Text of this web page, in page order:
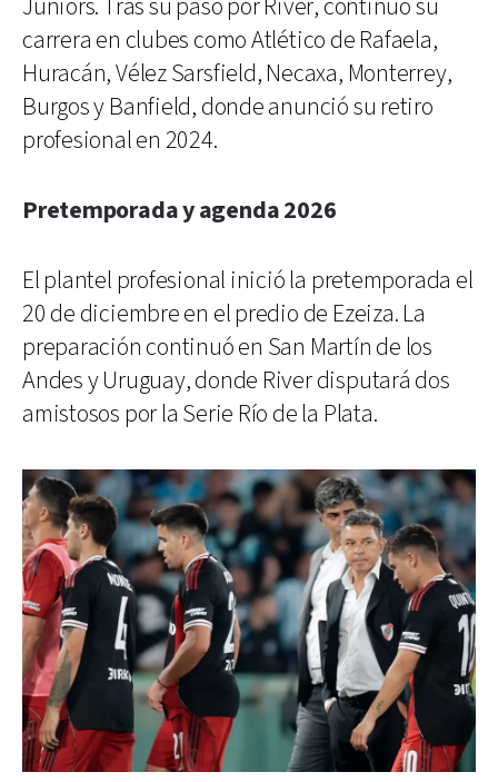
Juniors. Tras su paso por River, continuó su
carrera en clubes como Atlético de Rafaela,
Huracán, Vélez Sarsfield, Necaxa, Monterrey,
Burgos y Banfield, donde anunció su retiro
profesional en 2024.
Pretemporada y agenda 2026
El plantel profesional inició la pretemporada el
20 de diciembre en el predio de Ezeiza. La
preparación continuó en San Martín de los
Andes y Uruguay, donde River disputará dos
amistosos por la Serie Río de la Plata.